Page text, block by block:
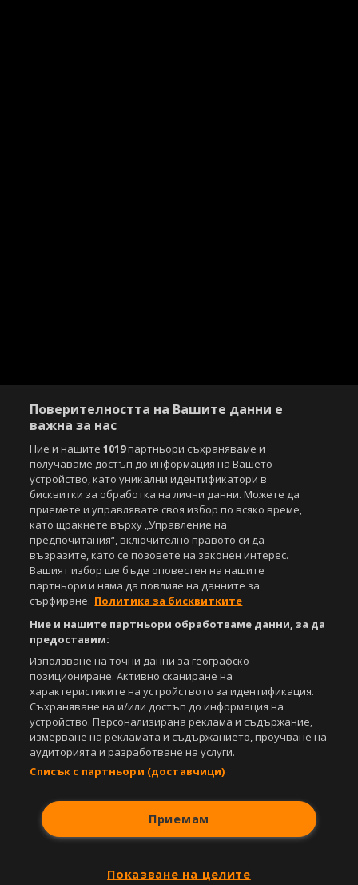
Поверителността на Вашите данни е
важна за нас
Ние и нашите1019партньори съхраняваме и
получаваме достъп до информация на Вашето
устройство, като уникални идентификатори в
бисквитки за обработка на лични данни. Можете да
приемете и управлявате своя избор по всяко време,
като щракнете върху „Управление на
предпочитания“, включително правото си да
възразите, като се позовете на законен интерес.
Вашият избор ще бъде оповестен на нашите
партньори и няма да повлияе на данните за
сърфиране. Политика за бисквитките
Ние и нашите партньори обработваме данни, за да
предоставим:
Използване на точни данни за географско
позициониране. Активно сканиране на
характеристиките на устройството за идентификация.
Съхраняване на и/или достъп до информация на
устройство. Персонализирана реклама и съдържание,
измерване на рекламата и съдържанието, проучване на
аудиторията и разработване на услуги.
Списък с партньори (доставчици)
Приемам
Показване на целите